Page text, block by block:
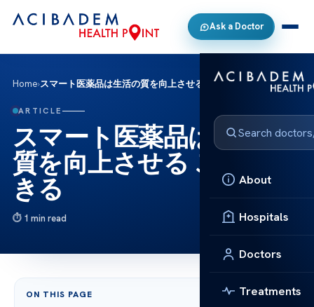
Ask a Doctor
About
Hospitals
Doctors
Treatments
Home›スマート医薬品は生活の質を向上させる ことができる
ARTICLE
スマート医薬品は生活の
質を向上させる ことがで
きる
1 min read
ON THIS PAGE